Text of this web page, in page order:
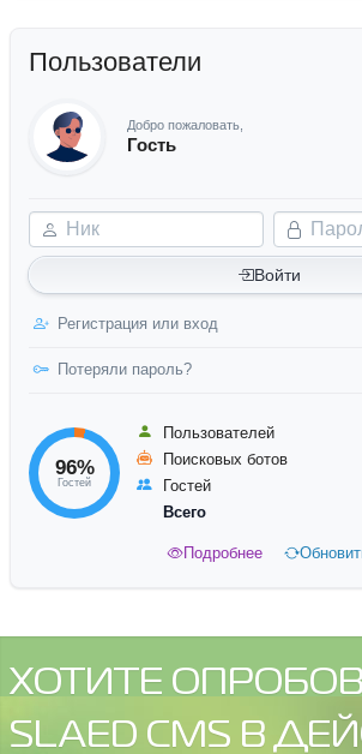
Пользователи
Добро пожаловать,
Гость
Ник Пароль
Войти
Регистрация или вход
Потеряли пароль?
96%
Гостей
Пользователей
Поисковых ботов
Гостей
Всего
Подробнее
ХОТИТЕ
SLAED CMS В